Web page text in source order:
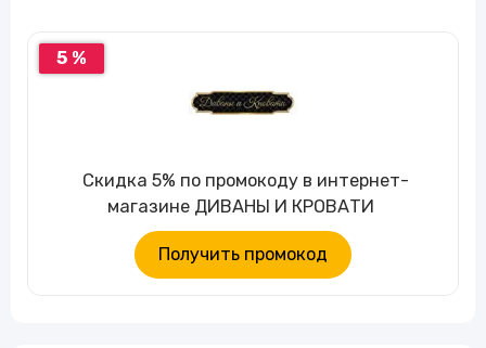
5 %
Скидка 5% по промокоду в интернет-
магазине ДИВАНЫ И КРОВАТИ
Получить промокод